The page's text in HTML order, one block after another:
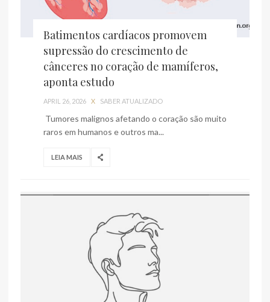
Batimentos cardíacos promovem
supressão do crescimento de
cânceres no coração de mamíferos,
aponta estudo
APRIL 26, 2026 X SABER ATUALIZADO
Tumores malignos afetando o coração são muito
raros em humanos e outros ma...
LEIA MAIS